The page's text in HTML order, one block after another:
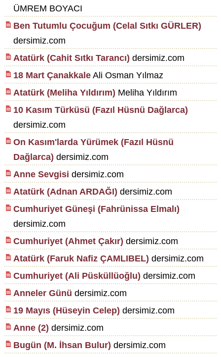
ÜMREM BOYACI
Ben Tutumlu Çocuğum (Celal Sıtkı GÜRLER)
dersimiz.com
Atatürk (Cahit Sıtkı Tarancı) dersimiz.com
18 Mart ÇanakkaleAli Osman Yılmaz
Atatürk (Meliha Yıldırım) Meliha Yıldırım
10 Kasım Türküsü (Fazıl Hüsnü Dağlarca)
dersimiz.com
On Kasım'larda Yürümek (Fazıl Hüsnü
Dağlarca) dersimiz.com
Anne Sevgisi dersimiz.com
Atatürk (Adnan ARDAĞI) dersimiz.com
Cumhuriyet Güneşi (Fahrünissa Elmalı)
dersimiz.com
Cumhuriyet (Ahmet Çakır) dersimiz.com
Atatürk (Faruk Nafiz ÇAMLIBEL) dersimiz.com
Cumhuriyet (Ali Püsküllüoğlu) dersimiz.com
Anneler Günü dersimiz.com
19 Mayıs (Hüseyin Celep) dersimiz.com
Anne (2) dersimiz.com
Bugün (M. İhsan Bulur) dersimiz.com